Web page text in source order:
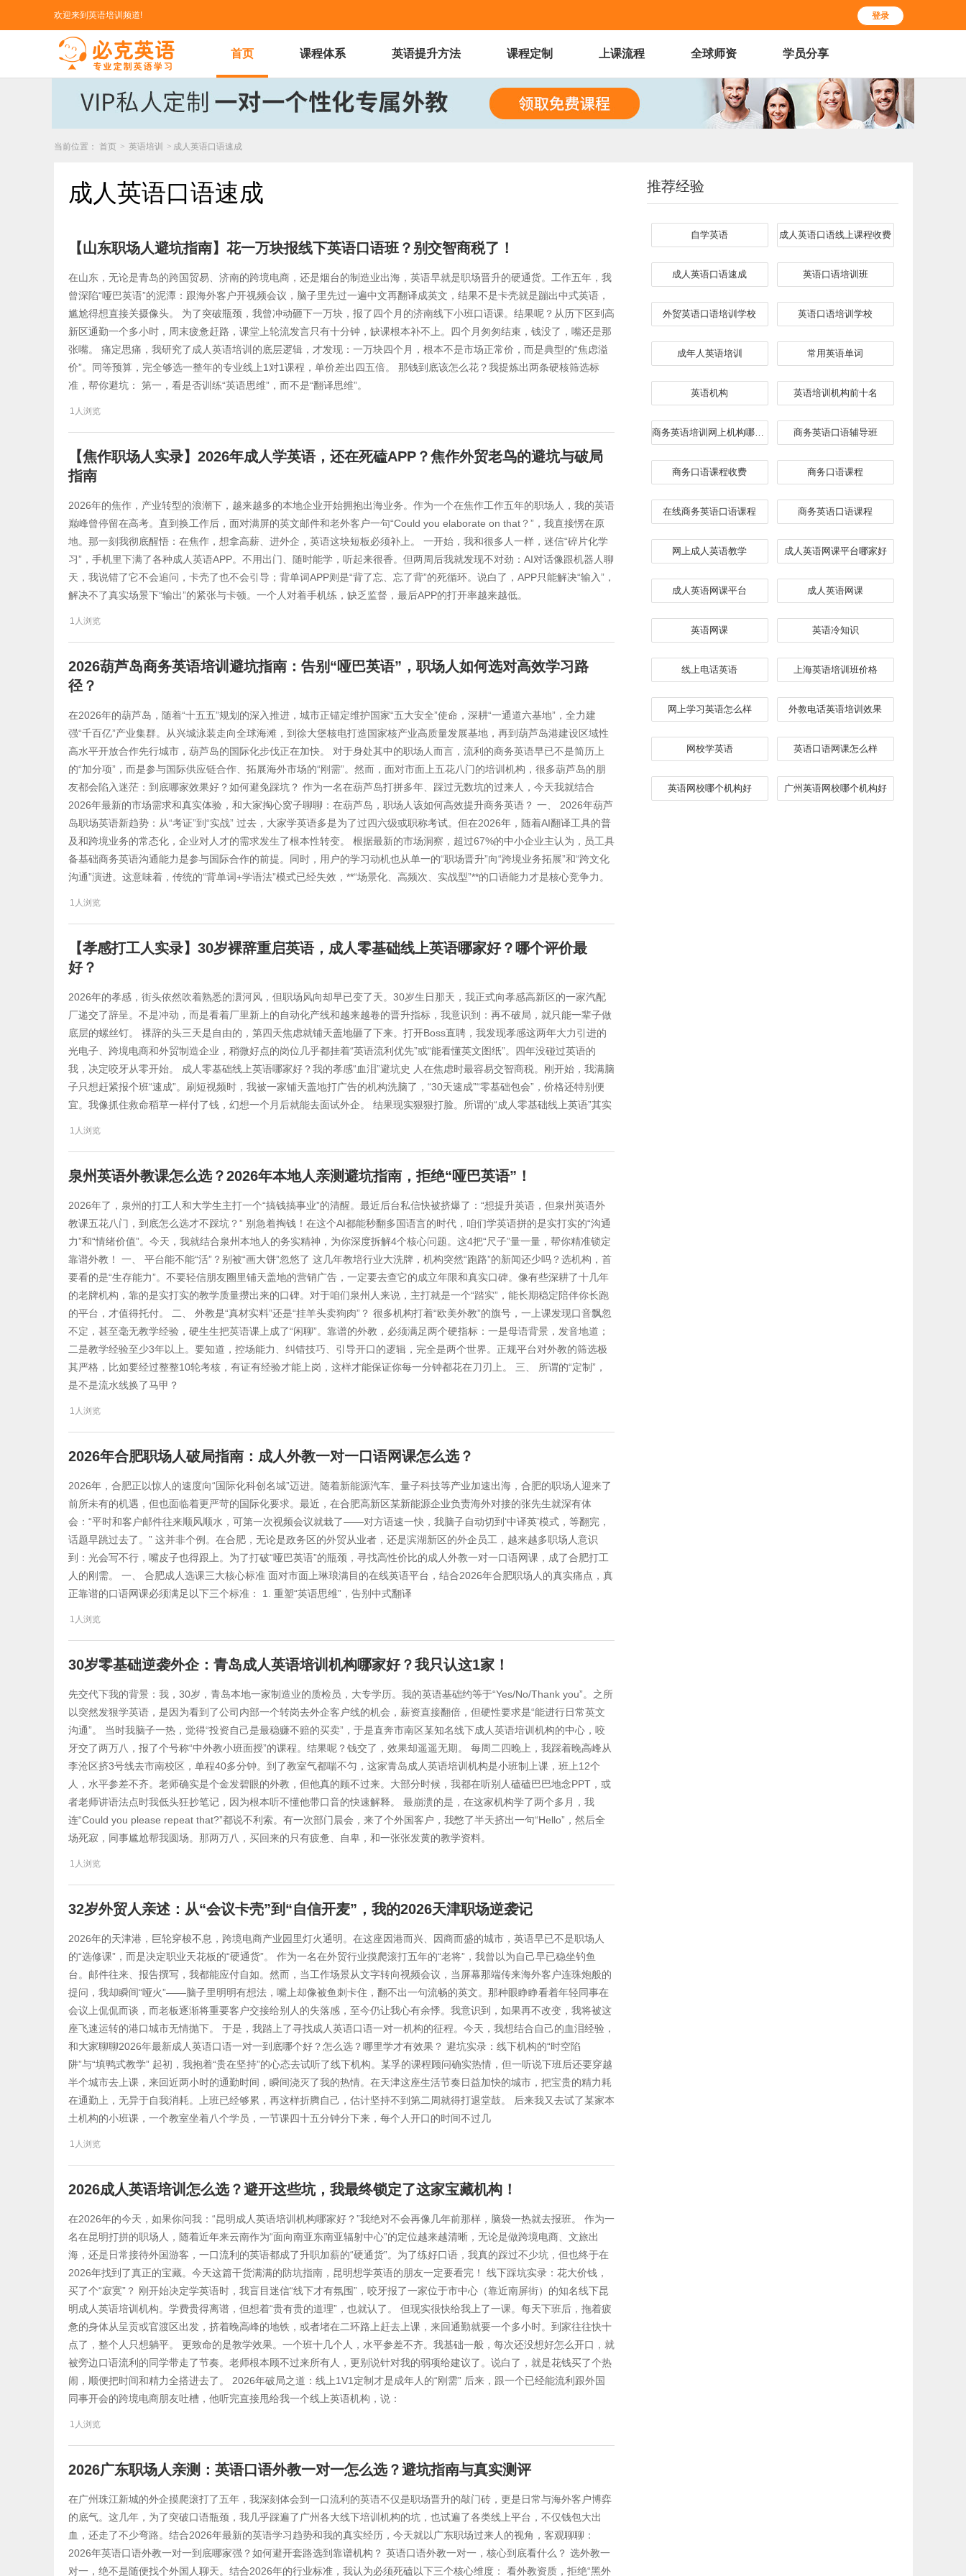
登录
欢迎来到英语培训频道!
首页 课程体系 英语提升方法 课程定制 上课流程 全球师资 学员分享
当前位置： 首页 > 英语培训 > 成人英语口语速成
成人英语口语速成
【山东职场人避坑指南】花一万块报线下英语口语班？别交智商税了！
在山东，无论是青岛的跨国贸易、济南的跨境电商，还是烟台的制造业出海，英语早就是职场晋升的硬通货。工作五年，我
曾深陷“哑巴英语”的泥潭：跟海外客户开视频会议，脑子里先过一遍中文再翻译成英文，结果不是卡壳就是蹦出中式英语，
尴尬得想直接关摄像头。 为了突破瓶颈，我曾冲动砸下一万块，报了四个月的济南线下小班口语课。结果呢？从历下区到高
新区通勤一个多小时，周末疲惫赶路，课堂上轮流发言只有十分钟，缺课根本补不上。四个月匆匆结束，钱没了，嘴还是那
张嘴。 痛定思痛，我研究了成人英语培训的底层逻辑，才发现：一万块四个月，根本不是市场正常价，而是典型的“焦虑溢
价”。同等预算，完全够选一整年的专业线上1对1课程，单价差出四五倍。 那钱到底该怎么花？我提炼出两条硬核筛选标
准，帮你避坑： 第一，看是否训练“英语思维”，而不是“翻译思维”。
1人浏览
【焦作职场人实录】2026年成人学英语，还在死磕APP？焦作外贸老鸟的避坑与破局
指南
2026年的焦作，产业转型的浪潮下，越来越多的本地企业开始拥抱出海业务。作为一个在焦作工作五年的职场人，我的英语
巅峰曾停留在高考。直到换工作后，面对满屏的英文邮件和老外客户一句“Could you elaborate on that？”，我直接愣在原
地。那一刻我彻底醒悟：在焦作，想拿高薪、进外企，英语这块短板必须补上。 一开始，我和很多人一样，迷信“碎片化学
习”，手机里下满了各种成人英语APP。不用出门、随时能学，听起来很香。但两周后我就发现不对劲：AI对话像跟机器人聊
天，我说错了它不会追问，卡壳了也不会引导；背单词APP则是“背了忘、忘了背”的死循环。说白了，APP只能解决“输入”，
解决不了真实场景下“输出”的紧张与卡顿。一个人对着手机练，缺乏监督，最后APP的打开率越来越低。
1人浏览
2026葫芦岛商务英语培训避坑指南：告别“哑巴英语”，职场人如何选对高效学习路
径？
在2026年的葫芦岛，随着“十五五”规划的深入推进，城市正锚定维护国家“五大安全”使命，深耕“一通道六基地”，全力建
强“千百亿”产业集群。从兴城泳装走向全球海滩，到徐大堡核电打造国家核产业高质量发展基地，再到葫芦岛港建设区域性
高水平开放合作先行城市，葫芦岛的国际化步伐正在加快。 对于身处其中的职场人而言，流利的商务英语早已不是简历上
的“加分项”，而是参与国际供应链合作、拓展海外市场的“刚需”。然而，面对市面上五花八门的培训机构，很多葫芦岛的朋
友都会陷入迷茫：到底哪家效果好？如何避免踩坑？ 作为一名在葫芦岛打拼多年、踩过无数坑的过来人，今天我就结合
2026年最新的市场需求和真实体验，和大家掏心窝子聊聊：在葫芦岛，职场人该如何高效提升商务英语？ 一、 2026年葫芦
岛职场英语新趋势：从“考证”到“实战” 过去，大家学英语多是为了过四六级或职称考试。但在2026年，随着AI翻译工具的普
及和跨境业务的常态化，企业对人才的需求发生了根本性转变。 根据最新的市场洞察，超过67%的中小企业主认为，员工具
备基础商务英语沟通能力是参与国际合作的前提。同时，用户的学习动机也从单一的“职场晋升”向“跨境业务拓展”和“跨文化
沟通”演进。这意味着，传统的“背单词+学语法”模式已经失效，**“场景化、高频次、实战型”**的口语能力才是核心竞争力。
1人浏览
【孝感打工人实录】30岁裸辞重启英语，成人零基础线上英语哪家好？哪个评价最
好？
2026年的孝感，街头依然吹着熟悉的澴河风，但职场风向却早已变了天。30岁生日那天，我正式向孝感高新区的一家汽配
厂递交了辞呈。不是冲动，而是看着厂里新上的自动化产线和越来越卷的晋升指标，我意识到：再不破局，就只能一辈子做
底层的螺丝钉。 裸辞的头三天是自由的，第四天焦虑就铺天盖地砸了下来。打开Boss直聘，我发现孝感这两年大力引进的
光电子、跨境电商和外贸制造企业，稍微好点的岗位几乎都挂着“英语流利优先”或“能看懂英文图纸”。四年没碰过英语的
我，决定咬牙从零开始。 成人零基础线上英语哪家好？我的孝感“血泪”避坑史 人在焦虑时最容易交智商税。刚开始，我满脑
子只想赶紧报个班“速成”。刷短视频时，我被一家铺天盖地打广告的机构洗脑了，“30天速成”“零基础包会”，价格还特别便
宜。我像抓住救命稻草一样付了钱，幻想一个月后就能去面试外企。 结果现实狠狠打脸。所谓的“成人零基础线上英语”其实
1人浏览
泉州英语外教课怎么选？2026年本地人亲测避坑指南，拒绝“哑巴英语”！
2026年了，泉州的打工人和大学生主打一个“搞钱搞事业”的清醒。最近后台私信快被挤爆了：“想提升英语，但泉州英语外
教课五花八门，到底怎么选才不踩坑？” 别急着掏钱！在这个AI都能秒翻多国语言的时代，咱们学英语拼的是实打实的“沟通
力”和“情绪价值”。今天，我就结合泉州本地人的务实精神，为你深度拆解4个核心问题。这4把“尺子”量一量，帮你精准锁定
靠谱外教！ 一、 平台能不能“活”？别被“画大饼”忽悠了 这几年教培行业大洗牌，机构突然“跑路”的新闻还少吗？选机构，首
要看的是“生存能力”。不要轻信朋友圈里铺天盖地的营销广告，一定要去查它的成立年限和真实口碑。像有些深耕了十几年
的老牌机构，靠的是实打实的教学质量攒出来的口碑。对于咱们泉州人来说，主打就是一个“踏实”，能长期稳定陪伴你长跑
的平台，才值得托付。 二、 外教是“真材实料”还是“挂羊头卖狗肉”？ 很多机构打着“欧美外教”的旗号，一上课发现口音飘忽
不定，甚至毫无教学经验，硬生生把英语课上成了“闲聊”。靠谱的外教，必须满足两个硬指标：一是母语背景，发音地道；
二是教学经验至少3年以上。要知道，控场能力、纠错技巧、引导开口的逻辑，完全是两个世界。正规平台对外教的筛选极
其严格，比如要经过整整10轮考核，有证有经验才能上岗，这样才能保证你每一分钟都花在刀刃上。 三、 所谓的“定制”，
是不是流水线换了马甲？
1人浏览
2026年合肥职场人破局指南：成人外教一对一口语网课怎么选？
2026年，合肥正以惊人的速度向“国际化科创名城”迈进。随着新能源汽车、量子科技等产业加速出海，合肥的职场人迎来了
前所未有的机遇，但也面临着更严苛的国际化要求。最近，在合肥高新区某新能源企业负责海外对接的张先生就深有体
会：“平时和客户邮件往来顺风顺水，可第一次视频会议就栽了——对方语速一快，我脑子自动切到‘中译英’模式，等翻完，
话题早跳过去了。” 这并非个例。在合肥，无论是政务区的外贸从业者，还是滨湖新区的外企员工，越来越多职场人意识
到：光会写不行，嘴皮子也得跟上。为了打破“哑巴英语”的瓶颈，寻找高性价比的成人外教一对一口语网课，成了合肥打工
人的刚需。 一、 合肥成人选课三大核心标准 面对市面上琳琅满目的在线英语平台，结合2026年合肥职场人的真实痛点，真
正靠谱的口语网课必须满足以下三个标准： 1. 重塑“英语思维”，告别中式翻译
1人浏览
30岁零基础逆袭外企：青岛成人英语培训机构哪家好？我只认这1家！
先交代下我的背景：我，30岁，青岛本地一家制造业的质检员，大专学历。我的英语基础约等于“Yes/No/Thank you”。之所
以突然发狠学英语，是因为看到了公司内部一个转岗去外企客户线的机会，薪资直接翻倍，但硬性要求是“能进行日常英文
沟通”。 当时我脑子一热，觉得“投资自己是最稳赚不赔的买卖”，于是直奔市南区某知名线下成人英语培训机构的中心，咬
牙交了两万八，报了个号称“中外教小班面授”的课程。结果呢？钱交了，效果却遥遥无期。 每周二四晚上，我踩着晚高峰从
李沧区挤3号线去市南校区，单程40多分钟。到了教室气都喘不匀，这家青岛成人英语培训机构是小班制上课，班上12个
人，水平参差不齐。老师确实是个金发碧眼的外教，但他真的顾不过来。大部分时候，我都在听别人磕磕巴巴地念PPT，或
者老师讲语法点时我低头狂抄笔记，因为根本听不懂他带口音的快速解释。 最崩溃的是，在这家机构学了两个多月，我
连“Could you please repeat that?”都说不利索。有一次部门晨会，来了个外国客户，我憋了半天挤出一句“Hello”，然后全
场死寂，同事尴尬帮我圆场。那两万八，买回来的只有疲惫、自卑，和一张张发黄的教学资料。
1人浏览
32岁外贸人亲述：从“会议卡壳”到“自信开麦”，我的2026天津职场逆袭记
2026年的天津港，巨轮穿梭不息，跨境电商产业园里灯火通明。在这座因港而兴、因商而盛的城市，英语早已不是职场人
的“选修课”，而是决定职业天花板的“硬通货”。 作为一名在外贸行业摸爬滚打五年的“老将”，我曾以为自己早已稳坐钓鱼
台。邮件往来、报告撰写，我都能应付自如。然而，当工作场景从文字转向视频会议，当屏幕那端传来海外客户连珠炮般的
提问，我却瞬间“哑火”——脑子里明明有想法，嘴上却像被鱼刺卡住，翻不出一句流畅的英文。那种眼睁睁看着年轻同事在
会议上侃侃而谈，而老板逐渐将重要客户交接给别人的失落感，至今仍让我心有余悸。我意识到，如果再不改变，我将被这
座飞速运转的港口城市无情抛下。 于是，我踏上了寻找成人英语口语一对一机构的征程。今天，我想结合自己的血泪经验，
和大家聊聊2026年最新成人英语口语一对一到底哪个好？怎么选？哪里学才有效果？ 避坑实录：线下机构的“时空陷
阱”与“填鸭式教学” 起初，我抱着“贵在坚持”的心态去试听了线下机构。某孚的课程顾问确实热情，但一听说下班后还要穿越
半个城市去上课，来回近两小时的通勤时间，瞬间浇灭了我的热情。在天津这座生活节奏日益加快的城市，把宝贵的精力耗
在通勤上，无异于自我消耗。上班已经够累，再这样折腾自己，估计坚持不到第二周就得打退堂鼓。 后来我又去试了某家本
土机构的小班课，一个教室坐着八个学员，一节课四十五分钟分下来，每个人开口的时间不过几
1人浏览
2026成人英语培训怎么选？避开这些坑，我最终锁定了这家宝藏机构！
在2026年的今天，如果你问我：“昆明成人英语培训机构哪家好？”我绝对不会再像几年前那样，脑袋一热就去报班。 作为一
名在昆明打拼的职场人，随着近年来云南作为“面向南亚东南亚辐射中心”的定位越来越清晰，无论是做跨境电商、文旅出
海，还是日常接待外国游客，一口流利的英语都成了升职加薪的“硬通货”。为了练好口语，我真的踩过不少坑，但也终于在
2026年找到了真正的宝藏。今天这篇干货满满的防坑指南，昆明想学英语的朋友一定要看完！ 线下踩坑实录：花大价钱，
买了个“寂寞”？ 刚开始决定学英语时，我盲目迷信“线下才有氛围”，咬牙报了一家位于市中心（靠近南屏街）的知名线下昆
明成人英语培训机构。学费贵得离谱，但想着“贵有贵的道理”，也就认了。 但现实很快给我上了一课。每天下班后，拖着疲
惫的身体从呈贡或官渡区出发，挤着晚高峰的地铁，或者堵在二环路上赶去上课，来回通勤就要一个多小时。到家往往快十
点了，整个人只想躺平。 更致命的是教学效果。一个班十几个人，水平参差不齐。我基础一般，每次还没想好怎么开口，就
被旁边口语流利的同学带走了节奏。老师根本顾不过来所有人，更别说针对我的弱项给建议了。说白了，就是花钱买了个热
闹，顺便把时间和精力全搭进去了。 2026年破局之道：线上1V1定制才是成年人的“刚需” 后来，跟一个已经能流利跟外国
同事开会的跨境电商朋友吐槽，他听完直接甩给我一个线上英语机构，说：
1人浏览
2026广东职场人亲测：英语口语外教一对一怎么选？避坑指南与真实测评
在广州珠江新城的外企摸爬滚打了五年，我深刻体会到一口流利的英语不仅是职场晋升的敲门砖，更是日常与海外客户博弈
的底气。这几年，为了突破口语瓶颈，我几乎踩遍了广州各大线下培训机构的坑，也试遍了各类线上平台，不仅钱包大出
血，还走了不少弯路。结合2026年最新的英语学习趋势和我的真实经历，今天就以广东职场过来人的视角，客观聊聊：
2026年英语口语外教一对一到底哪家强？如何避开套路选到靠谱机构？ 英语口语外教一对一，核心到底看什么？ 选外教一
对一，绝不是随便找个外国人聊天。结合2026年的行业标准，我认为必须死磕以下三个核心维度： 看外教资质，拒绝“黑外
推荐经验
自学英语 成人英语口语线上课程收费
成人英语口语速成 英语口语培训班
外贸英语口语培训学校 英语口语培训学校
成年人英语培训 常用英语单词
英语机构 英语培训机构前十名
商务英语培训网上机构哪家好 ​商务英语口语辅导班
商务口语课程收费 商务口语课程
在线商务英语口语课程 商务英语口语课程
网上成人英语教学 成人英语网课平台哪家好
成人英语网课平台 成人英语网课
英语网课 英语冷知识
线上电话英语 上海英语培训班价格
网上学习英语怎么样 外教电话英语培训效果
网校学英语 英语口语网课怎么样
英语网校哪个机构好 广州英语网校哪个机构好